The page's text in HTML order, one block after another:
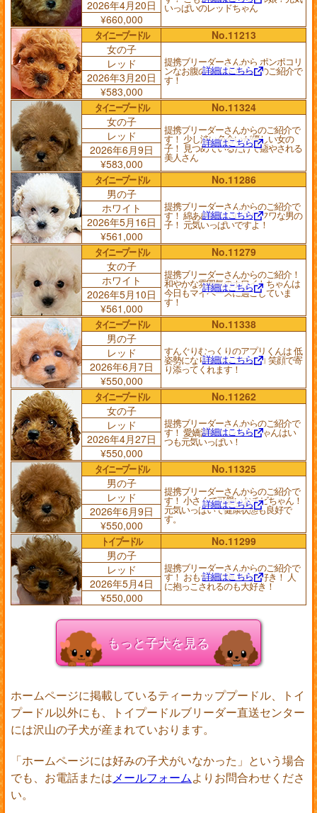
いっぱいのレッドちゃん
2026年4月20日
¥660,000
タイニープードル
No.11213
女の子
提携ブリーダーさんから ポンポコリ
ンなお腹の レッドちゃんのご紹介で
す！
詳細はこちら
レッド
2026年3月20日
¥583,000
タイニープードル
No.11324
女の子
提携ブリーダーさんからのご紹介で
す！ 少し淡い色合いが優しい女の
子！ 見つめているだけで癒やされる
美人さん
詳細はこちら
レッド
2026年6月9日
¥583,000
タイニープードル
No.11286
男の子
提携ブリーダーさんからのご紹介で
す！ 綿あめみたいにフワフワな男の
子！ 元気いっぱいですよ！
詳細はこちら
ホワイト
2026年5月16日
¥561,000
タイニープードル
No.11279
女の子
提携ブリーダーさんからのご紹介！
和やかな雰囲気のホワイトちゃんは
今日もマイペースに過ごしていま
す！
詳細はこちら
ホワイト
2026年5月10日
¥561,000
タイニープードル
No.11338
男の子
すんぐりむっくりのアプリくんは 低
姿勢になりながらニコニコ 笑顔で寄
り添ってくれます！
詳細はこちら
レッド
2026年6月7日
¥550,000
タイニープードル
No.11262
女の子
提携ブリーダーさんからのご紹介で
す！ 愛嬌満点！ レッドちゃんはい
つも元気いっぱい！
詳細はこちら
レッド
2026年4月27日
¥550,000
タイニープードル
No.11325
男の子
提携ブリーダーさんからのご紹介で
す！ 小さくて可愛いおチビちゃん！
元気いっぱいで健康状態も良好で
す。
詳細はこちら
レッド
2026年6月9日
¥550,000
トイプードル
No.11299
男の子
提携ブリーダーさんからのご紹介で
す！ おもちゃで遊ぶの大好き！ 人
に抱っこされるのも大好き！
詳細はこちら
レッド
2026年5月4日
¥550,000
もっと子犬を見る
ホームページに掲載しているティーカッププードル、トイ
プードル以外にも、トイプードルブリーダー直送センター
には沢山の子犬が産まれていおります。
「ホームページには好みの子犬がいなかった」という場合
でも、お電話またはメールフォームよりお問合わせくださ
い。